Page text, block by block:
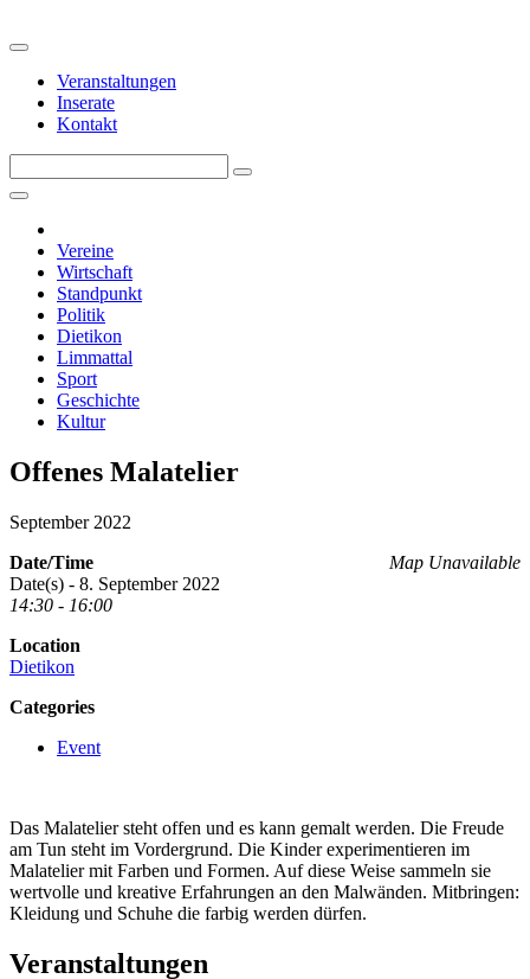
Veranstaltungen
Inserate
Kontakt
Vereine
Wirtschaft
Standpunkt
Politik
Dietikon
Limmattal
Sport
Geschichte
Kultur
Offenes Malatelier
September 2022
Map Unavailable
Date/Time
Date(s) - 8. September 2022
14:30 - 16:00
Location
Dietikon
Categories
Event
Das Malatelier steht offen und es kann gemalt werden. Die Freude
am Tun steht im Vordergrund. Die Kinder experimentieren im
Malatelier mit Farben und Formen. Auf diese Weise sammeln sie
wertvolle und kreative Erfahrungen an den Malwänden. Mitbringen:
Kleidung und Schuhe die farbig werden dürfen.
Veranstaltungen